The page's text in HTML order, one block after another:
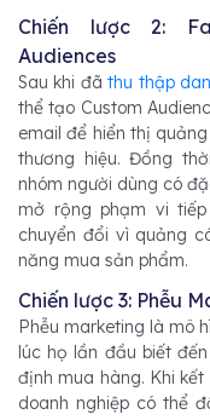
Chiến lược 2:
Audiences
Sau khi đãthu thập
thể tạo Custom
email để hiển thị
thương hiệu. Đồng
nhóm người dùng có
mở rộng phạm vi
chuyển đổi vì quảng
năng mua sản phẩm.
Chiến lược 3: Phễu
Phễu marketing là mô
lúc họ lần đầu biết
định mua hàng. Khi
doanh nghiệp có thể